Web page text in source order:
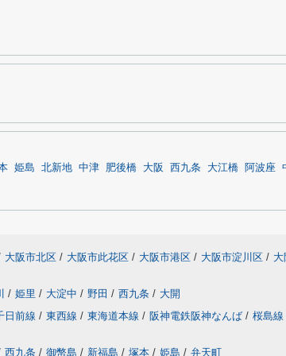
姫島 北新地 中津 肥後橋 大阪 西九条 大江橋 阿波座
大阪市北区 / 大阪市此花区 / 大阪市港区 / 大阪市淀川区 /
/ 姫里 / 大淀中 / 野田 / 西九条 / 大開
日前線 / 東西線 / 東海道本線 / 阪神電鉄阪神なんば / 桜島線
西九条 / 御幣島 / 新福島 / 塚本 / 姫島 / 弁天町